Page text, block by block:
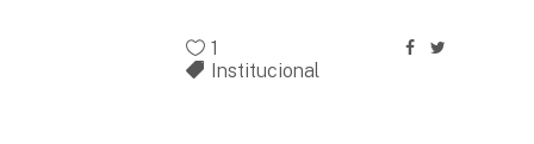
1
Institucional